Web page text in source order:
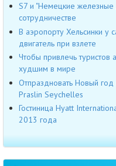
S7 и "Немецкие железные
сотрудничестве
В аэропорту Хельсинки у
двигатель при взлете
Чтобы привлечь туристов
худшим в мире
Отпраздновать Новый
Praslin Seychelles
Гостиница Hyatt
2013 года